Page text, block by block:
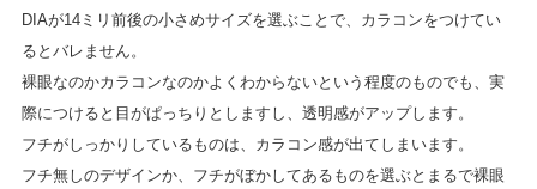
DIAが14ミリ前後の小さめサイズを選ぶことで、カラコンをつけてい
るとバレません。
裸眼なのかカラコンなのかよくわからないという程度のものでも、実
際につけると目がぱっちりとしますし、透明感がアップします。
フチがしっかりしているものは、カラコン感が出てしまいます。
フチ無しのデザインか、フチがぼかしてあるものを選ぶとまるで裸眼